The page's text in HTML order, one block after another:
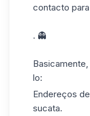
contacto
. 👻
lo:
Endereços
sucata.